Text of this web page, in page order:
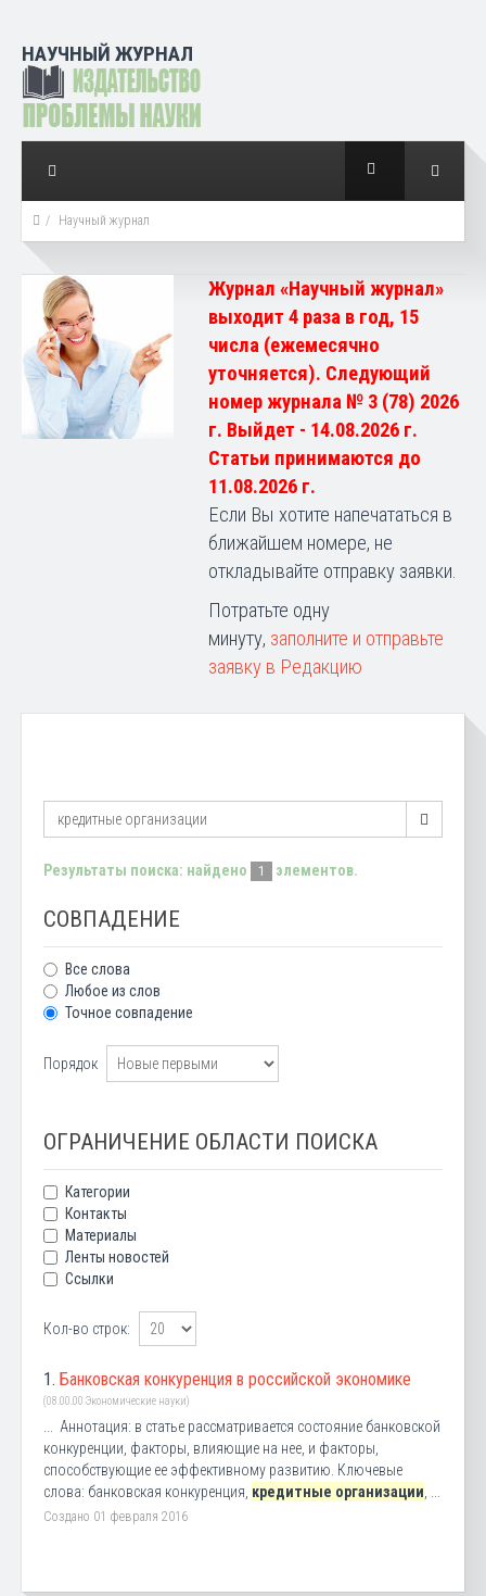
НАУЧНЫЙ ЖУРНАЛ
Научный журнал
Журнал «Научный журнал»
выходит 4 раза в год, 15
числа (ежемесячно
уточняется). Следующий
номер журнала № 3 (78) 2026
г. Выйдет - 14.08.2026 г.
Статьи принимаются до
11.08.2026 г.
Если Вы хотите напечататься в
ближайшем номере, не
откладывайте отправку заявки.
Потратьте одну
минуту, заполните и отправьте
заявку в Редакцию
Результаты поиска: найдено 1 элементов.
СОВПАДЕНИЕ
Все слова
Любое из слов
Точное совпадение
Порядок
ОГРАНИЧЕНИЕ ОБЛАСТИ ПОИСКА
Категории
Контакты
Материалы
Ленты новостей
Ссылки
Кол-во строк:
1. Банковская конкуренция в российской экономике
(08.00.00 Экономические науки)
... Аннотация: в статье рассматривается состояние банковской
конкуренции, факторы, влияющие на нее, и факторы,
способствующие ее эффективному развитию. Ключевые
слова: банковская конкуренция, кредитные организации
Создано 01 февраля 2016